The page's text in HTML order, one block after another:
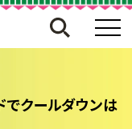
でクールダウンは